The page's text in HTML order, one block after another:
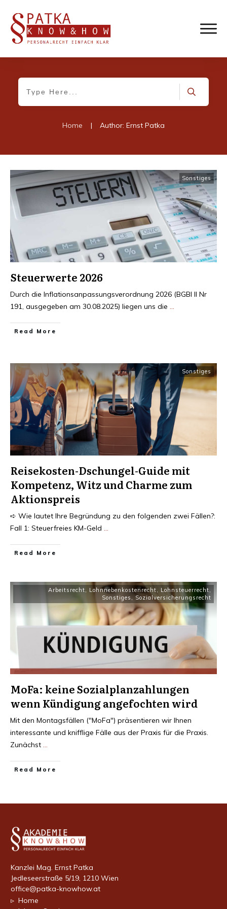
Home | Author: Ernst Patka
Sonstiges
Steuerwerte 2026
Durch die Inflationsanpassungsverordnung 2026 (BGBl II Nr
191, ausgegeben am 30.08.2025) liegen uns die ...
Read More
Sonstiges
Reisekosten-Dschungel-Guide mit
Kompetenz, Witz und Charme zum
Aktionspreis
➪ Wie lautet Ihre Begründung zu den folgenden zwei Fällen?:
Fall 1: Steuerfreies KM-Geld ...
Read More
Arbeitsrecht Lohnnebenkostenrecht Lohnsteuerrecht
Sonstiges
Sozialversicherungsrecht
MoFa: keine Sozialplanzahlungen
wenn Kündigung angefochten wird
Mit den Montagsfällen ("MoFa") präsentieren wir Ihnen
interessante und knifflige Fälle aus der Praxis für die Praxis.
Zunächst ...
Read More
Kanzlei Mag. Ernst Patka
Jedleseerstraße 5/19, 1210 Wien
office@patka-knowhow.at
▹ Home